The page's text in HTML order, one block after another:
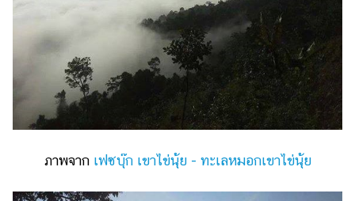
เลี้ยง
บริการ
แอปฯ
คอร์สภาพจาก เฟซบุ๊ก เขาไข่นุ้ย - ทะเลหมอกเขาไข่นุ้ย